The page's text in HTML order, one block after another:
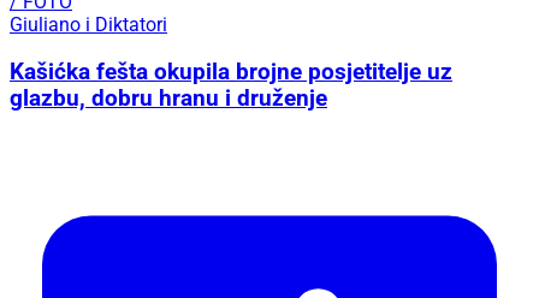
Giuliano i Diktatori
Kašićka fešta okupila brojne posjetitelje uz
glazbu, dobru hranu i druženje